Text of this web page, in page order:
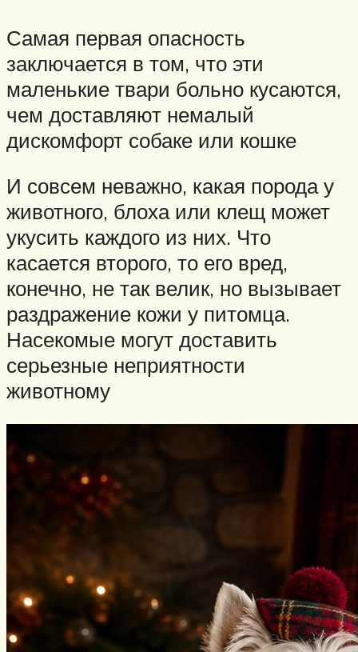
Самая первая опасность
заключается в том, что эти
маленькие твари больно кусаются,
чем доставляют немалый
дискомфорт собаке или кошке
И совсем неважно, какая порода у
животного, блоха или клещ может
укусить каждого из них. Что
касается второго, то его вред,
конечно, не так велик, но вызывает
раздражение кожи у питомца.
Насекомые могут доставить
серьезные неприятности
животному